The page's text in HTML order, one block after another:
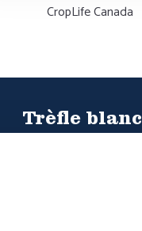
CropLife Canada
Trèfle blanc